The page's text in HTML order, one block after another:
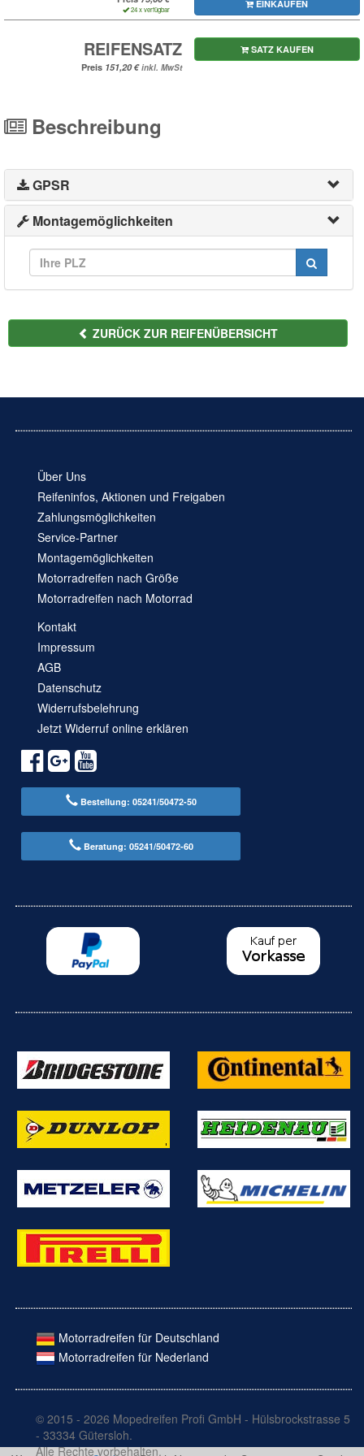
24 x verfügbar EINKAUFEN
REIFENSATZ
Preis inkl. MwSt
SATZ KAUFEN
Beschreibung
GPSR
Montagemöglichkeiten
ZURÜCK ZUR REIFENÜBERSICHT
Über Uns
Reifeninfos, Aktionen und Freigaben
Zahlungsmöglichkeiten
Service-Partner
Montagemöglichkeiten
Motorradreifen nach Größe
Motorradreifen nach Motorrad
Kontakt
Impressum
AGB
Datenschutz
Widerrufsbelehrung
Jetzt Widerruf online erklären
Bestellung: 05241/50472-50
Beratung: 05241/50472-60
Motorradreifen für Deutschland
Motorradreifen für Nederland
© 2015 - 2026 Mopedreifen Profi GmbH - Hülsbrockstrasse 5
- 33334 Gütersloh.
Alle Rechte vorbehalten.